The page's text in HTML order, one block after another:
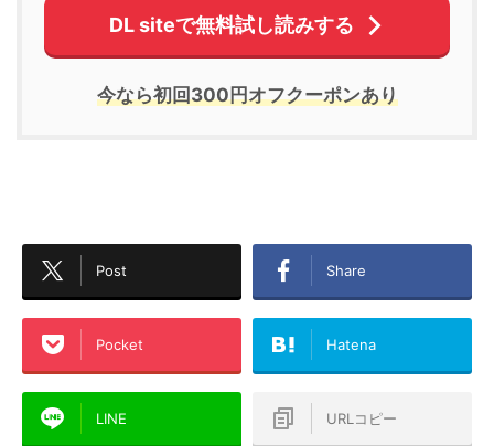
DL siteで無料試し読みする
今なら初回300円オフクーポンあり
Post Share
Pocket Hatena
LINE URLコピー